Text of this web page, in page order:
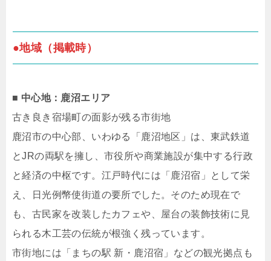
●地域（掲載時）
■ 中心地：鹿沼エリア
古き良き宿場町の面影が残る市街地
鹿沼市の中心部、いわゆる「鹿沼地区」は、東武鉄道
とJRの両駅を擁し、市役所や商業施設が集中する行政
と経済の中枢です。江戸時代には「鹿沼宿」として栄
え、日光例幣使街道の要所でした。そのため現在で
も、古民家を改装したカフェや、屋台の装飾技術に見
られる木工芸の伝統が根強く残っています。
市街地には「まちの駅 新・鹿沼宿」などの観光拠点も